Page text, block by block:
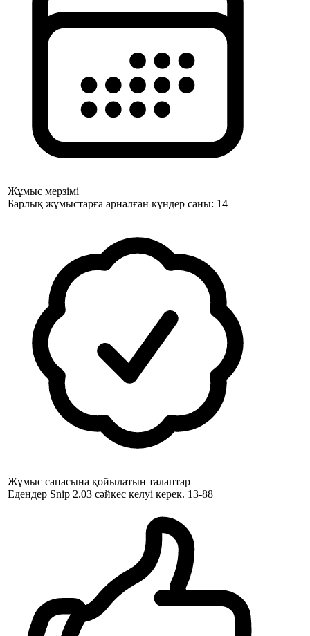
Жұмыс мерзімі
Барлық жұмыстарға арналған күндер саны: 14
Жұмыс сапасына қойылатын талаптар
Едендер Snip 2.03 сәйкес келуі керек. 13-88